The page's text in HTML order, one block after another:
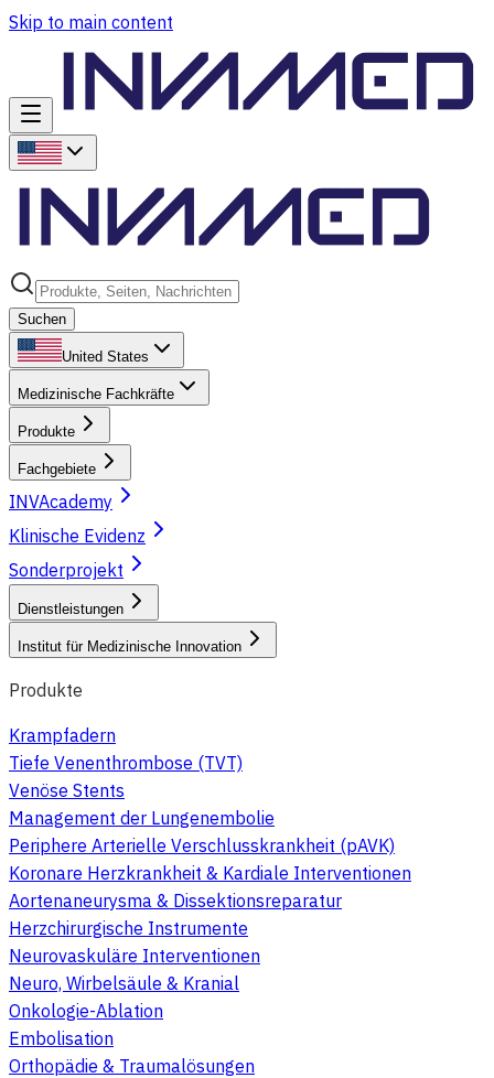
Skip to main content
Suchen
United States
Medizinische Fachkräfte
Produkte
Fachgebiete
INVAcademy
Klinische Evidenz
Sonderprojekt
Dienstleistungen
Institut für Medizinische Innovation
Produkte
Krampfadern
Tiefe Venenthrombose (TVT)
Venöse Stents
Management der Lungenembolie
Periphere Arterielle Verschlusskrankheit (pAVK)
Koronare Herzkrankheit & Kardiale Interventionen
Aortenaneurysma & Dissektionsreparatur
Herzchirurgische Instrumente
Neurovaskuläre Interventionen
Neuro, Wirbelsäule & Kranial
Onkologie-Ablation
Embolisation
Orthopädie & Traumalösungen